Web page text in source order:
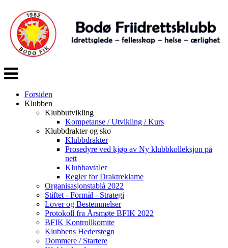
Veksle
navigasjon
Forsiden
Klubben
Klubbutvikling
Kompetanse / Utvikling / Kurs
Klubbdrakter og sko
Klubbdrakter
Prosedyre ved kjøp av Ny klubbkolleksjon på
nett
Klubbavtaler
Regler for Draktreklame
Organisasjonstablå 2022
Stiftet - Formål - Strategi
Lover og Bestemmelser
Protokoll fra Årsmøte BFIK 2022
BFIK Kontrollkomite
Klubbens Hederstegn
Dommere / Startere